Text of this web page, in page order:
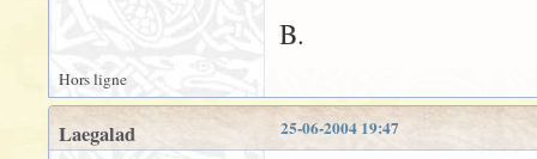
B.
Hors ligne
25-06-2004 19:47
Laegalad